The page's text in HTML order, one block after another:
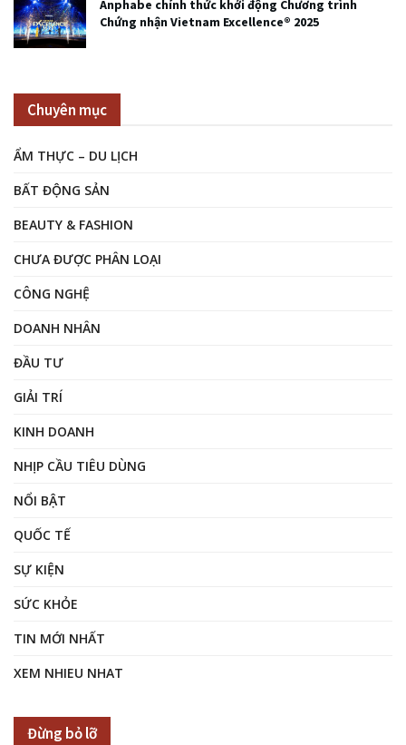
Anphabe chính thức khởi động Chương trình
Chứng nhận Vietnam Excellence® 2025
Chuyên mục
ẨM THỰC – DU LỊCH
BẤT ĐỘNG SẢN
BEAUTY & FASHION
CHƯA ĐƯỢC PHÂN LOẠI
CÔNG NGHỆ
DOANH NHÂN
ĐẦU TƯ
GIẢI TRÍ
KINH DOANH
NHỊP CẦU TIÊU DÙNG
NỔI BẬT
QUỐC TẾ
SỰ KIỆN
SỨC KHỎE
TIN MỚI NHẤT
XEM NHIEU NHAT
Đừng bỏ lỡ